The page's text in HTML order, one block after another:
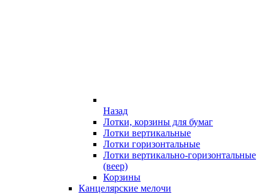
Назад
Лотки, корзины для бумаг
Лотки вертикальные
Лотки горизонтальные
Лотки вертикально-горизонтальные
(веер)
Корзины
Канцелярские мелочи